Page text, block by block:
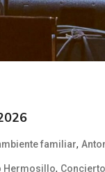
familiar,
Hermosillo,